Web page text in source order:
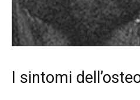
I sintomi